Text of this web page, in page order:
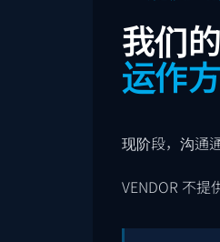
我们的
运作
现阶段，沟通
VENDOR 不提